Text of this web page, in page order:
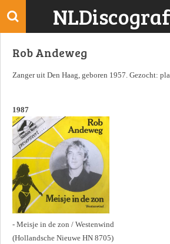
Ga
deRob Andeweg
Zanger uit Den Haag, geboren 1957. Gezocht:
1987
- Meisje in de zon / Westenwind
(Hollandsche Nieuwe HN 8705)